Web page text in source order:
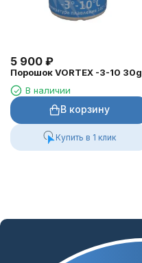
5 900 ₽
Порошок VORTEX -3-10 30g
В наличии
В корзину
Купить в 1 клик